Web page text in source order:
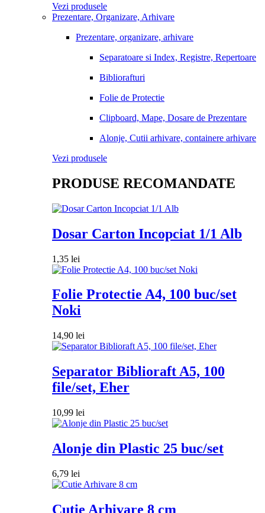
Vezi produsele
Prezentare, Organizare, Arhivare
Prezentare, organizare, arhivare
Separatoare si Index, Registre, Repertoare
Bibliorafturi
Folie de Protectie
Clipboard, Mape, Dosare de Prezentare
Alonje, Cutii arhivare, containere arhivare
Vezi produsele
PRODUSE RECOMANDATE
Dosar Carton Incopciat 1/1 Alb
1,35 lei
Folie Protectie A4, 100 buc/set
Noki
14,90 lei
Separator Biblioraft A5, 100
file/set, Eher
10,99 lei
Alonje din Plastic 25 buc/set
6,79 lei
Cutie Arhivare 8 cm